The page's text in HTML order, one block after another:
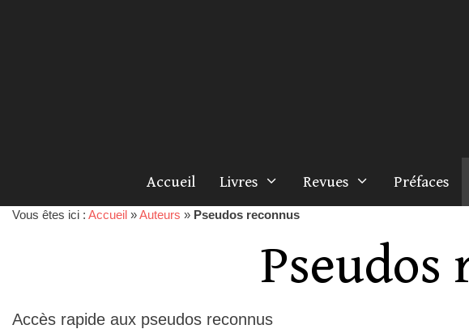
Accueil Livres Revues Préfaces
Vous êtes ici : Accueil »Auteurs » Pseudos reconnus
Pseudos
Accès rapide aux pseudos reconnus